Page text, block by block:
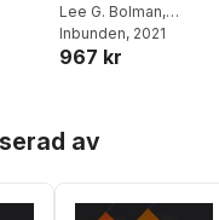
Lee G. Bolman,
Terrence E. Deal
Inbunden, 2021
967 kr
av